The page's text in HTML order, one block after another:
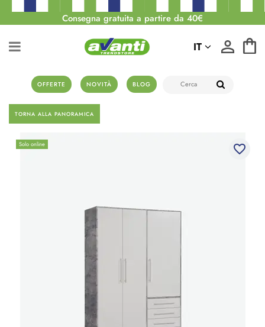
Consegna gratuita a partire da 40€
OFFERTE NOVITÀ BLOG
IT
TORNA ALLA PANORAMICA
Solo online favorite_border